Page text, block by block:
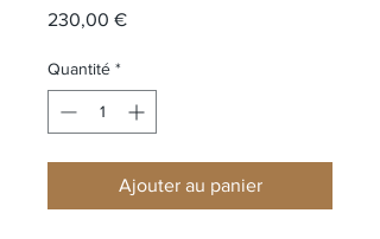
230,00 €Prix
Quantité *
Ajouter au panier